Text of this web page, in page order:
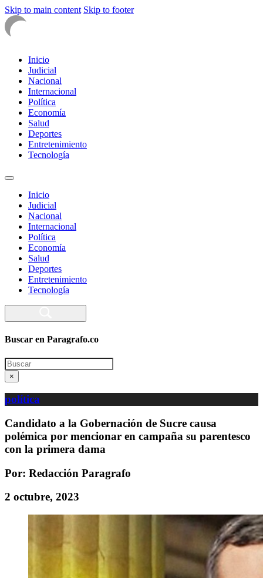
Skip to main content Skip to footer
Inicio
Judicial
Nacional
Internacional
Política
Economía
Salud
Deportes
Entretenimiento
Tecnología
Inicio
Judicial
Nacional
Internacional
Política
Economía
Salud
Deportes
Entretenimiento
Tecnología
Buscar en Paragrafo.co
Search
×
política
Candidato a la Gobernación de Sucre causa
polémica por mencionar en campaña su parentesco
con la primera dama
Por: Redacción Paragrafo
2 octubre, 2023